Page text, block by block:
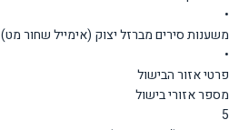
•
משענות סירים מברזל יצוק (אימייל שחור מט)
•
פרטי אזור הבישול
מספר אזורי בישול
5